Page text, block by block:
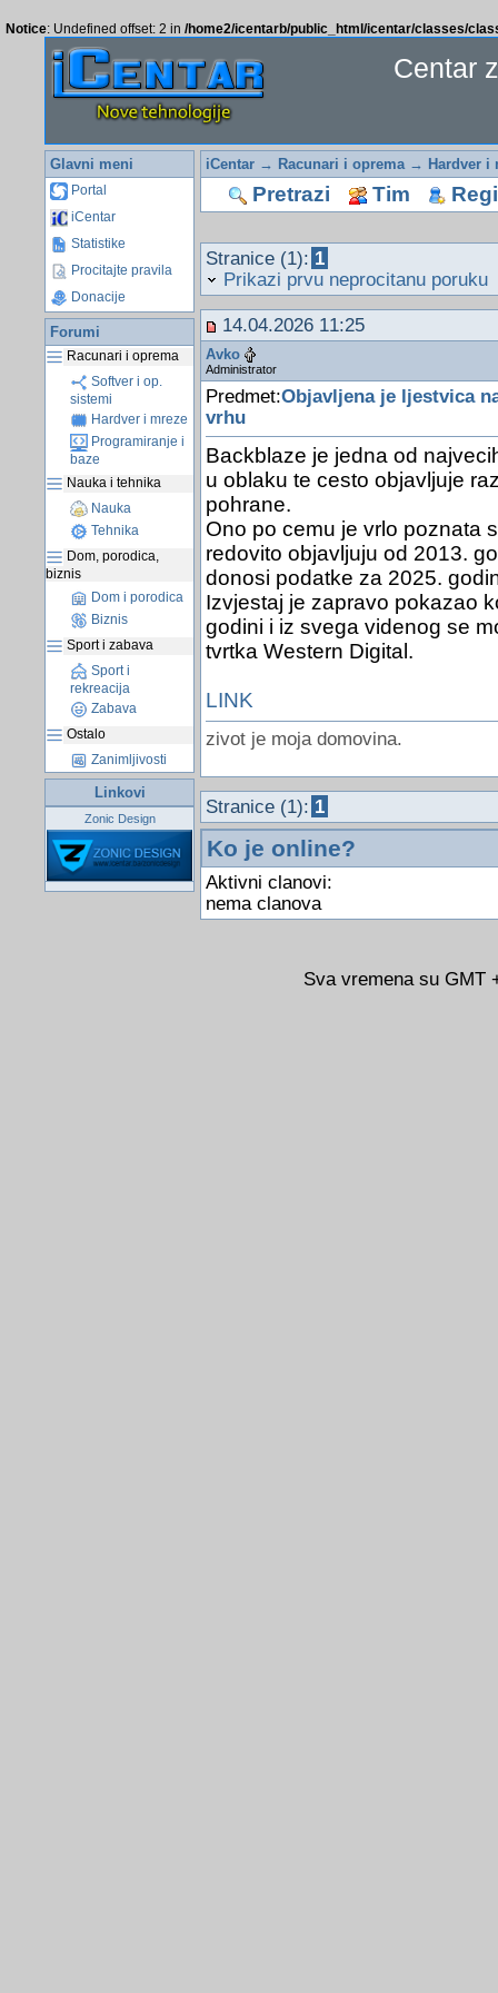
Notice: Undefined offset: 2 in /home2/icentarb/public_html/icentar/classes/
Centar
Glavni meni
Portal
iCentar
Statistike
Procitajte pravila
Donacije
Forumi
Racunari i oprema
Softver i op.
sistemi
Hardver i mreze
Programiranje i
baze
Nauka i tehnika
Nauka
Tehnika
Dom, porodica,
biznis
Dom i porodica
Biznis
Sport i zabava
Sport i
rekreacija
Zabava
Ostalo
Zanimljivosti
Linkovi
Zonic Design
iCentar→ Racunari i oprema→ Hardver i
Pretrazi Tim
Stranice (1): 1
Prikazi prvu neprocitanu poruku
14.04.2026 11:25
Avko
Administrator
Predmet:Objavljena je ljestvica
vrhu
Backblaze je jedna od
u oblaku te cesto objavljuje
pohrane.
Ono po cemu je vrlo poznata
redovito objavljuju od 2013.
donosi podatke za 2025.
Izvjestaj je zapravo pokazao
godini i iz svega videnog se
tvrtka Western Digital.
LINK
zivot je moja domovina.
Stranice (1): 1
Ko je online?
Aktivni clanovi:
nema clanova
Sva vremena su GMT